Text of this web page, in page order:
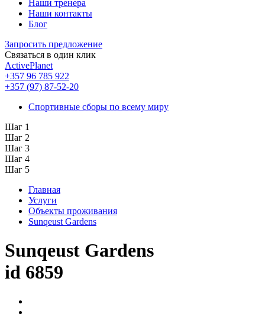
Наши тренера
Наши контакты
Блог
Запросить предложение
Связаться в один клик
ActivePlanet
+357 96 785 922
+357 (97) 87-52-20
Спортивные сборы по всему миру
Шаг 1
Шаг 2
Шаг 3
Шаг 4
Шаг 5
Главная
Услуги
Объекты проживания
Sunqeust Gardens
Sunqeust Gardens
id 6859